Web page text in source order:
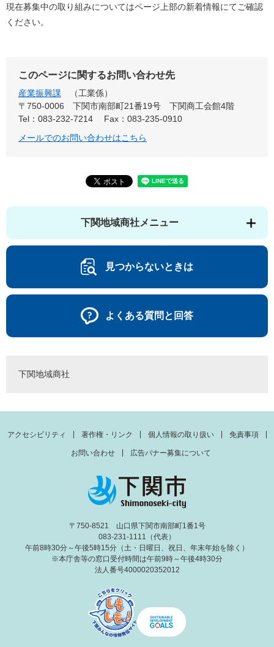
現在募集中の取り組みについてはページ上部の新着情報にてご確認
ください。
このページに関するお問い合わせ先
産業振興課
工業係
〒750-0006
下関市南部町21番19号 下関商工会館4階
Tel：083-232-7214
Fax：083-235-0910
メールでのお問い合わせはこちら
下関地域商社メニュー
見つからないときは
よくある質問と回答
下関地域商社
アクセシビリティ 著作権・リンク 個人情報の取り扱い 免責事項
お問い合わせ 広告バナー募集について
〒750-8521 山口県下関市南部町1番1号
083-231-1111（代表）
午前8時30分～午後5時15分（土・日曜日、祝日、年末年始を除く）
※本庁舎等の窓口受付時間は午前9時～午後4時30分
法人番号4000020352012